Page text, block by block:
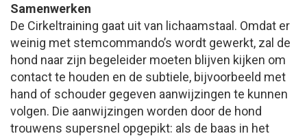
Samenwerken
De Cirkeltraining gaat uit van lichaamstaal. Omdat er
weinig met stemcommando’s wordt gewerkt, zal de
hond naar zijn begeleider moeten blijven kijken om
contact te houden en de subtiele, bijvoorbeeld met
hand of schouder gegeven aanwijzingen te kunnen
volgen. Die aanwijzingen worden door de hond
trouwens supersnel opgepikt: als de baas in het